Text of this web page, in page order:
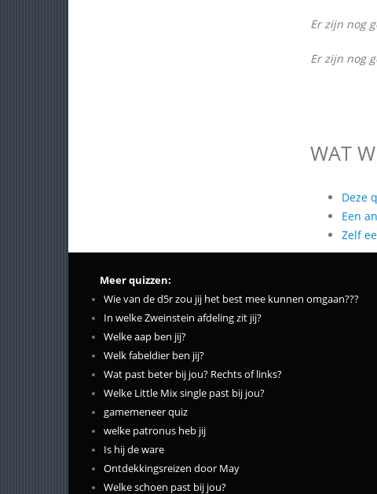
Er zijn nog
Er zijn nog
WAT
Deze
Een
Zelf
Meer quizzen:
Wie van de d5r zou jij het best mee kunnen omgaan???
In welke Zweinstein afdeling zit jij?
Welke aap ben jij?
Welk fabeldier ben jij?
Wat past beter bij jou? Rechts of links?
Welke Little Mix single past bij jou?
gamemeneer quiz
welke patronus heb jij
Is hij de ware
Ontdekkingsreizen door May
Welke schoen past bij jou?